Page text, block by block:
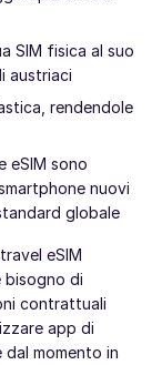
SIM fisica al suo
austriaci
rendendole
eSIM sono
nuovi
globale
eSIM
bisogno di
contrattuali
app di
dal momento in